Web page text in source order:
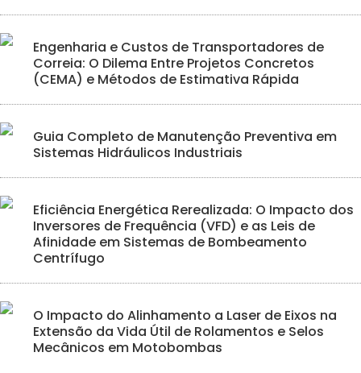
Engenharia e Custos de Transportadores de
Correia: O Dilema Entre Projetos Concretos
(CEMA) e Métodos de Estimativa Rápida
Guia Completo de Manutenção Preventiva em
Sistemas Hidráulicos Industriais
Eficiência Energética Rerealizada: O Impacto dos
Inversores de Frequência (VFD) e as Leis de
Afinidade em Sistemas de Bombeamento
Centrífugo
O Impacto do Alinhamento a Laser de Eixos na
Extensão da Vida Útil de Rolamentos e Selos
Mecânicos em Motobombas